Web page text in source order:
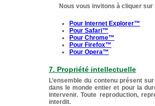
Nous vous invitons à cliquer
Pour Internet Explorer™
Pour Safari™
Pour Chrome™
Pour Firefox™
Pour Opera™
7. Propriété intellectuelle
L’ensemble du contenu présent
dans le monde entier et pour la
intervenir. Toute reproduction,
interdit.